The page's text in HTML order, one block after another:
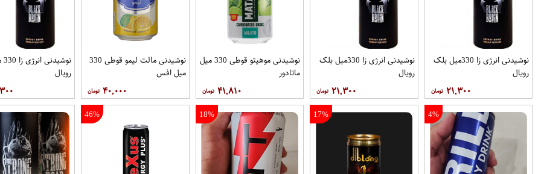
نوشیدنی انرژی زا 330میل بلک
رویال
۲۱,۳۰۰
نوشیدنی انرژی زا 330میل بلک
رویال
۲۱,۳۰۰
نوشیدنی موهیتو قوطی 330 میل
ماتادور
۴۱,۸۱۰
نوشیدنی مالت لیمو قوطی 330
میل افس
۴۰,۰۰۰
رویال
4%
17%
18%
46%